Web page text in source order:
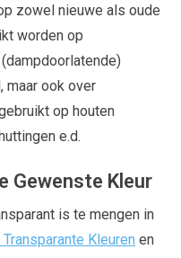
zowel nieuwe als oude
worden op
maar ook over
op houten
e.d.
Gewenste Kleur
is te mengen in
Kleuren en